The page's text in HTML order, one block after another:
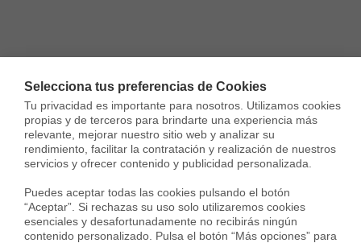
Selecciona tus preferencias de Cookies
Tu privacidad es importante para nosotros. Utilizamos cookies
propias y de terceros para brindarte una experiencia más
relevante, mejorar nuestro sitio web y analizar su
rendimiento, facilitar la contratación y realización de nuestros
servicios y ofrecer contenido y publicidad personalizada.
Puedes aceptar todas las cookies pulsando el botón
“Aceptar”. Si rechazas su uso solo utilizaremos cookies
esenciales y desafortunadamente no recibirás ningún
contenido personalizado. Pulsa el botón “Más opciones” para